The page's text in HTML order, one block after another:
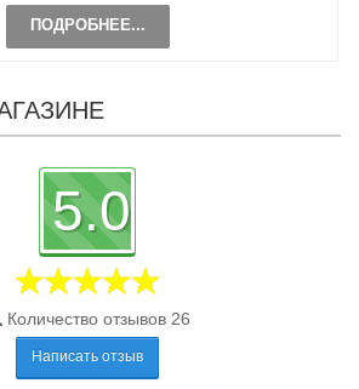
ПОДРОБНЕЕ...
5.0
Количество отзывов 26
Написать отзыв